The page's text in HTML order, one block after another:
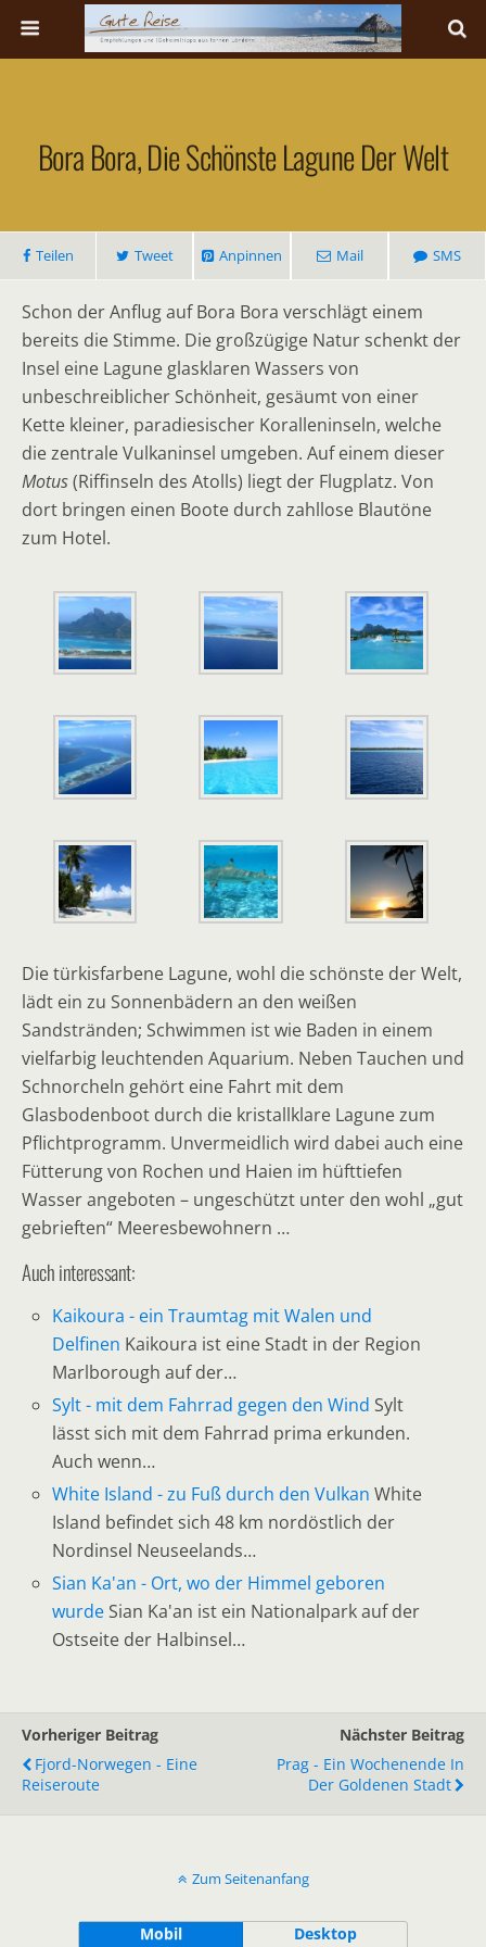
Bora Bora, Die Schönste Lagune Der Welt
Teilen Tweet Anpinnen Mail SMS
Schon der Anflug auf Bora Bora verschlägt einem
bereits die Stimme. Die großzügige Natur schenkt der
Insel eine Lagune glasklaren Wassers von
unbeschreiblicher Schönheit, gesäumt von einer
Kette kleiner, paradiesischer Koralleninseln, welche
die zentrale Vulkaninsel umgeben. Auf einem dieser
Motus(Riffinseln des Atolls) liegt der Flugplatz. Von
dort bringen einen Boote durch zahllose Blautöne
zum Hotel.
Die türkisfarbene Lagune, wohl die schönste der Welt,
lädt ein zu Sonnenbädern an den weißen
Sandstränden; Schwimmen ist wie Baden in einem
vielfarbig leuchtenden Aquarium. Neben Tauchen und
Schnorcheln gehört eine Fahrt mit dem
Glasbodenboot durch die kristallklare Lagune zum
Pflichtprogramm. Unvermeidlich wird dabei auch eine
Fütterung von Rochen und Haien im hüfttiefen
Wasser angeboten – ungeschützt unter den wohl „gut
gebrieften“ Meeresbewohnern …
Auch interessant:
Kaikoura - ein Traumtag mit Walen und
Delfinen Kaikoura ist eine Stadt in der Region
Marlborough auf der…
Sylt - mit dem Fahrrad gegen den Wind Sylt
lässt sich mit dem Fahrrad prima erkunden.
Auch wenn…
White Island - zu Fuß durch den Vulkan White
Island befindet sich 48 km nordöstlich der
Nordinsel Neuseelands…
Sian Ka'an - Ort, wo der Himmel geboren
wurde Sian Ka'an ist ein Nationalpark auf der
Ostseite der Halbinsel…
Vorheriger Beitrag
Fjord-Norwegen - Eine
Reiseroute
Nächster Beitrag
Prag - Ein Wochenende In
Der Goldenen Stadt
Zum Seitenanfang
Mobil Desktop